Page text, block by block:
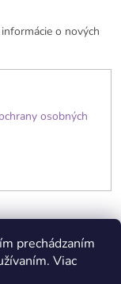
prechádzaním
Viac
o nových
osobných
údajov